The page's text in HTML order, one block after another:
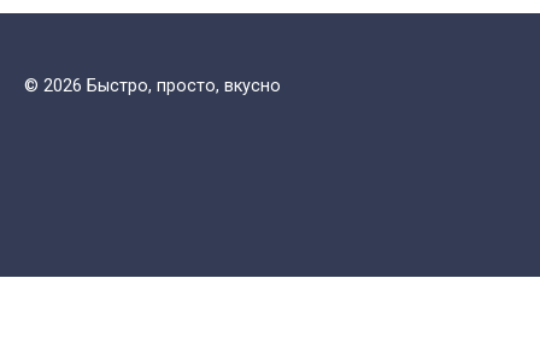
© 2026 Быстро, просто, вкусно